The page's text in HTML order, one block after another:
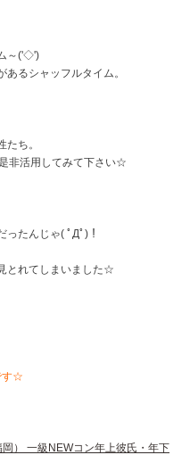
～('◇')ゞ
るシャッフルタイム。
ち。
非活用してみて下さい☆
たんじゃ( ﾟДﾟ)！
とれてしまいました☆
す☆
） 一級NEWコン年上彼氏・年下